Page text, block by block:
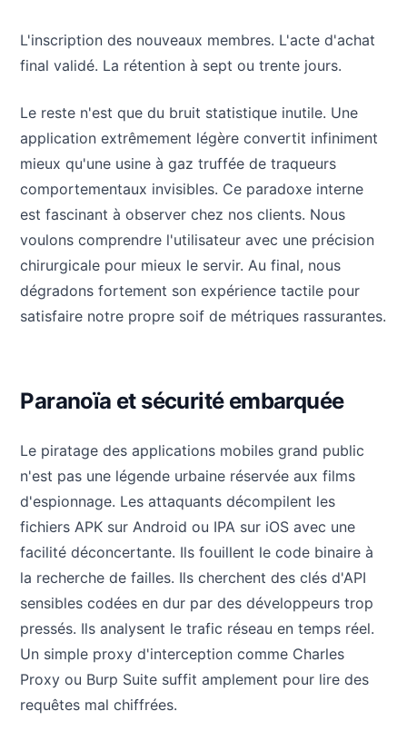
L'inscription des nouveaux membres. L'acte d'achat
final validé. La rétention à sept ou trente jours.
Le reste n'est que du bruit statistique inutile. Une
application extrêmement légère convertit infiniment
mieux qu'une usine à gaz truffée de traqueurs
comportementaux invisibles. Ce paradoxe interne
est fascinant à observer chez nos clients. Nous
voulons comprendre l'utilisateur avec une précision
chirurgicale pour mieux le servir. Au final, nous
dégradons fortement son expérience tactile pour
satisfaire notre propre soif de métriques rassurantes.
Paranoïa et sécurité embarquée
Le piratage des applications mobiles grand public
n'est pas une légende urbaine réservée aux films
d'espionnage. Les attaquants décompilent les
fichiers APK sur Android ou IPA sur iOS avec une
facilité déconcertante. Ils fouillent le code binaire à
la recherche de failles. Ils cherchent des clés d'API
sensibles codées en dur par des développeurs trop
pressés. Ils analysent le trafic réseau en temps réel.
Un simple proxy d'interception comme Charles
Proxy ou Burp Suite suffit amplement pour lire des
requêtes mal chiffrées.